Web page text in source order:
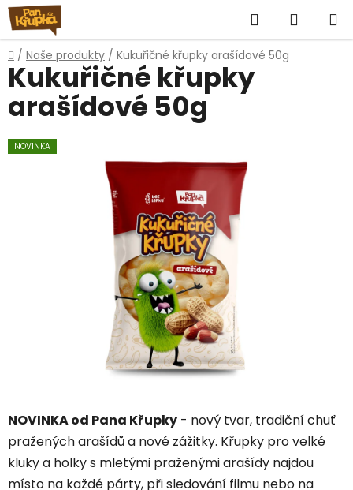
Přejít
na
obsah
Hledat
KOŠÍK
Domů
/ Naše produkty / Kukuřičné křupky arašídové 50g
NOVINKA od Pana Křupky - nový tvar, tradiční chuť
pražených arašídů a nové zážitky. Křupky pro velké
kluky a holky s mletými praženými arašídy najdou
místo na každé párty, při sledování filmu nebo na
Kukuřičné křupky
arašídové 50g
NOVINKA